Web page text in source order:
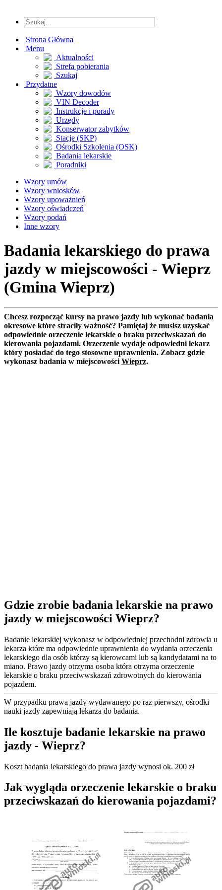
Strona Główna
Menu
Aktualności
Strefa pobierania
Szukaj
Przydatne
Wzory dowodów
VIN Decoder
Instrukcje i porady
Urzędy
Konserwator zabytków
Stacje (SKP)
Ośrodki Szkolenia (OSK)
Badania lekarskie
Poradniki
Wzory umów
Wzory wniosków
Wzory upoważnień
Wzory oświadczeń
Wzory podań
Inne wzory
Badania lekarskiego do prawa
jazdy w miejscowości - Wieprz
(Gmina Wieprz)
Chcesz rozpocząć kursy na prawo jazdy lub wykonać badania
okresowe które straciły ważność? Pamiętaj że musisz uzyskać
odpowiednie orzeczenie lekarskie o braku przeciwskazań do
kierowania pojazdami. Orzeczenie wydaje odpowiedni lekarz
który posiadać do tego stosowne uprawnienia. Zobacz gdzie
wykonasz badania w miejscowości Wieprz.
Gdzie zrobie badania lekarskie na prawo
jazdy w miejscowości Wieprz?
Badanie lekarskiej wykonasz w odpowiedniej przechodni zdrowia u
lekarza które ma odpowiednie uprawnienia do wydania orzeczenia
lekarskiego dla osób którzy są kierowcami lub są kandydatami na to
miano. Prawo jazdy otrzyma osoba która otrzyma orzeczenie
lekarskie o braku przeciwwskazań zdrowotnych do kierowania
pojazdem.
W przypadku prawa jazdy wydawanego po raz pierwszy, ośrodki
nauki jazdy zapewniają lekarza do badania.
Ile kosztuje badanie lekarskie na prawo
jazdy - Wieprz?
Koszt badania lekarskiego do prawa jazdy wynosi ok. 200 zł
Jak wygląda orzeczenie lekarskie o braku
przeciwskazań do kierowania pojazdami?